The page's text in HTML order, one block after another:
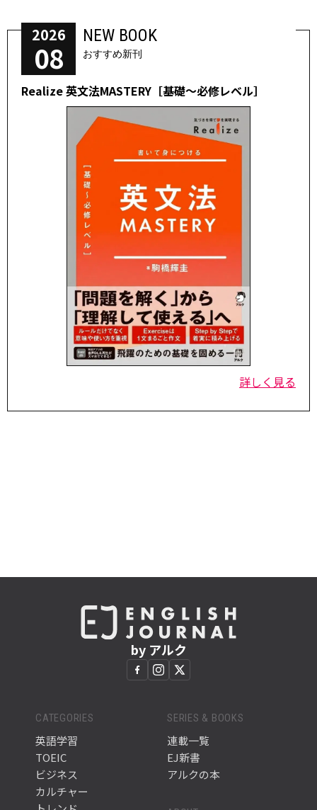
2026
08
NEW BOOK
おすすめ新刊
Realize 英文法MASTERY［基礎～必修レベル］
詳しく見る
by アルク
CATEGORIES
英語学習
TOEIC
ビジネス
カルチャー
SERIES & BOOKS
連載一覧
EJ新書
アルクの本